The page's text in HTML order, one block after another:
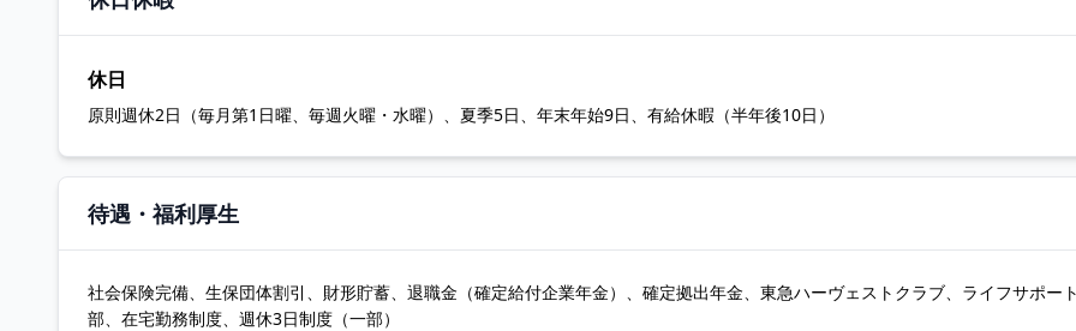
休日
原則週休2日（毎月第1日曜、毎週火曜・水曜）、夏季5日、年末年始9日、有給休暇（半年後10日）
待遇・福利厚生
社会保険完備、生保団体割引、財形貯蓄、退職金（確定給付企業年金）、確定拠出年金、東急ハーヴェストクラブ、ライフサポー
部、在宅勤務制度、週休3日制度（一部）